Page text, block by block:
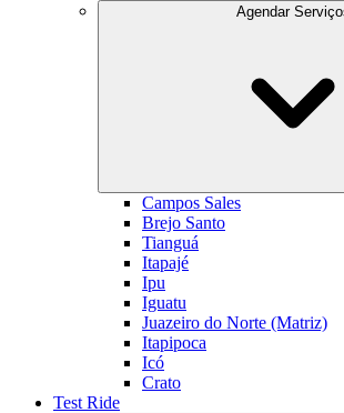
Campos Sales
Brejo Santo
Tianguá
Itapajé
Ipu
Iguatu
Juazeiro do Norte (Matriz)
Itapipoca
Icó
Crato
Test Ride